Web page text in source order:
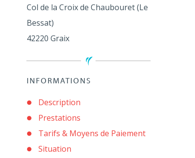
Col de la Croix de Chaubouret (Le
Bessat)
42220 Graix
INFORMATIONS
Description
Prestations
Tarifs & Moyens de Paiement
Situation